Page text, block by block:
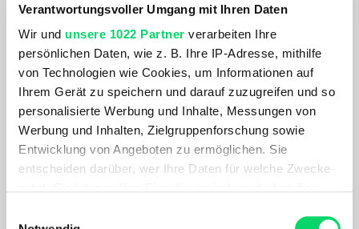
Verantwortungsvoller Umgang mit Ihren Daten
Wir und unsere 1022 Partner verarbeiten Ihre
persönlichen Daten, wie z. B. Ihre IP-Adresse, mithilfe
von Technologien wie Cookies, um Informationen auf
Ihrem Gerät zu speichern und darauf zuzugreifen und so
personalisierte Werbung und Inhalte, Messungen von
Werbung und Inhalten, Zielgruppenforschung sowie
Entwicklung von Angeboten zu ermöglichen. Sie
entscheiden darüber, wer Ihre Daten für welche Zwecke
Zusammensetzung, die vorgeschliffen und direkt
einsatzbereit ist. Ohne den Aufwand, die Bremsbeläge für
die Nutzung an deinem Fahrrad vorzubereiten. Sie
erreichen ihre beste Bremsleistung bei trockenen
Bedingungen und sorgen für die beste Bremsperformance,
was sie ideal für den wettkampforientierten XC-Einsatz
macht. Einfache Installation dank der gebogenen
Unterseite.